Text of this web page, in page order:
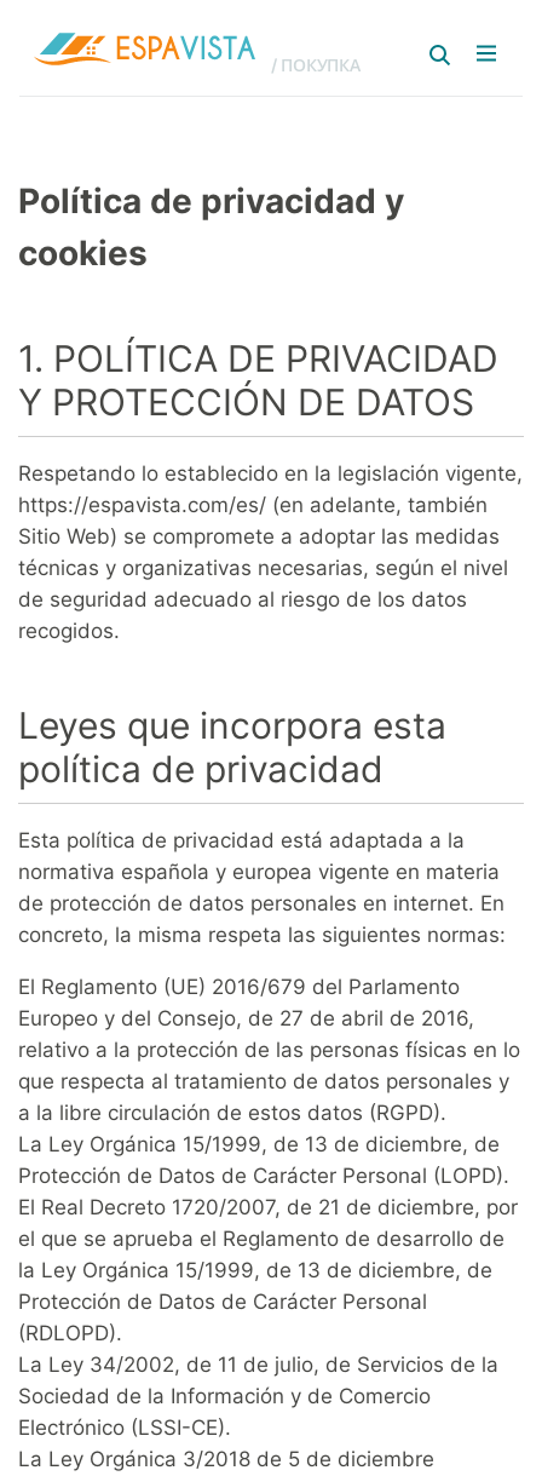
/ ПОКУПКА
Política de privacidad y
cookies
1. POLÍTICA DE PRIVACIDAD
Y PROTECCIÓN DE DATOS
Respetando lo establecido en la legislación vigente,
https://espavista.com/es/ (en adelante, también
Sitio Web) se compromete a adoptar las medidas
técnicas y organizativas necesarias, según el nivel
de seguridad adecuado al riesgo de los datos
recogidos.
Leyes que incorpora esta
política de privacidad
Esta política de privacidad está adaptada a la
normativa española y europea vigente en materia
de protección de datos personales en internet. En
concreto, la misma respeta las siguientes normas:
El Reglamento (UE) 2016/679 del Parlamento
Europeo y del Consejo, de 27 de abril de 2016,
relativo a la protección de las personas físicas en lo
que respecta al tratamiento de datos personales y
a la libre circulación de estos datos (RGPD).
La Ley Orgánica 15/1999, de 13 de diciembre, de
Protección de Datos de Carácter Personal (LOPD).
El Real Decreto 1720/2007, de 21 de diciembre, por
el que se aprueba el Reglamento de desarrollo de
la Ley Orgánica 15/1999, de 13 de diciembre, de
Protección de Datos de Carácter Personal
(RDLOPD).
La Ley 34/2002, de 11 de julio, de Servicios de la
Sociedad de la Información y de Comercio
Electrónico (LSSI-CE).
La Ley Orgánica 3/2018 de 5 de diciembre